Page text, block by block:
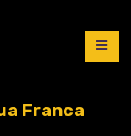
Franca